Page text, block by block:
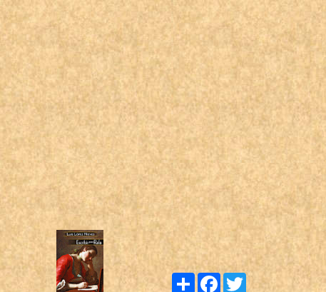
Compartir
Facebook
Twitter